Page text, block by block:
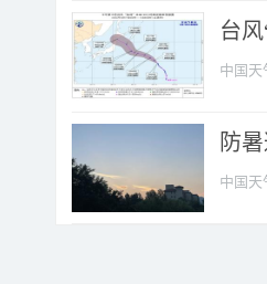
台
中国天
防
中国天